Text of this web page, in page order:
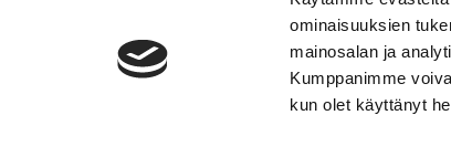
ominaisuuksien
mainosalan ja
Kumppanimme
kun olet käyttänyt